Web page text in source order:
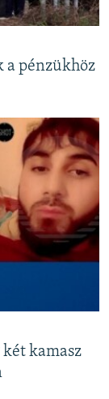
a pénzükhöz
kamasz